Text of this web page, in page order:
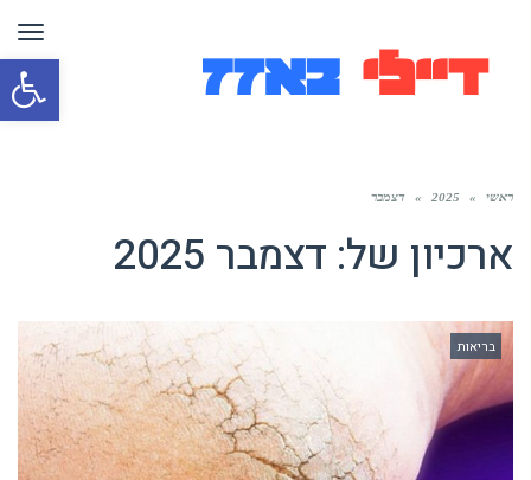
ראשי »
2025
» דצמבר
ארכיון של: דצמבר 2025
בריאות